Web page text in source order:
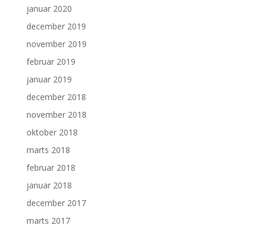
januar 2020
december 2019
november 2019
februar 2019
januar 2019
december 2018
november 2018
oktober 2018
marts 2018
februar 2018
januar 2018
december 2017
marts 2017